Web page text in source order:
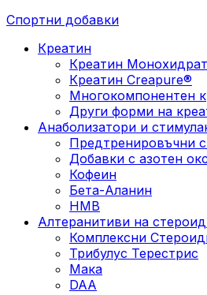
Спортни добавки
Креатин
Креатин Монохидрат
Креатин Creapure®
Многокомпонентен
Други форми на
Анаболизатори и
Предтренировъчни
Добавки с азотен
Кофеин
Бета-Аланин
HMB
Алтеранитиви на
Комплексни
Трибулус Терестрис
Maка
DAA